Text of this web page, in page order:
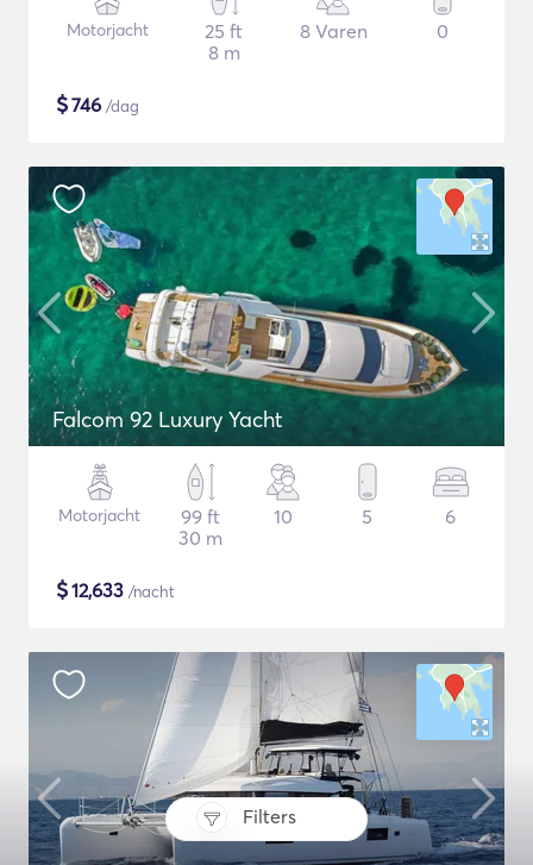
Filters
Motorjacht
25 ft
8 m
8 Varen 0
$746 /dag
Falcom 92 Luxury Yacht
Motorjacht
99 ft
30 m
10 5 6
$12,633 /nacht